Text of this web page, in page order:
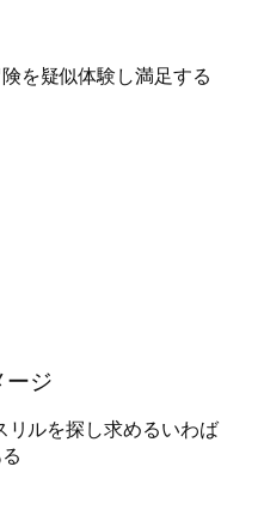
を疑似体験し満足する
ージ
リルを探し求めるいわば